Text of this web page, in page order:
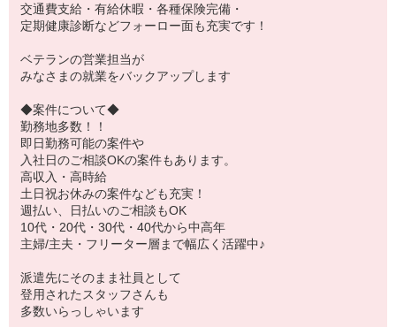
交通費支給・有給休暇・各種保険完備・
定期健康診断などフォーロー面も充実です！
ベテランの営業担当が
みなさまの就業をバックアップします
◆案件について◆
勤務地多数！！
即日勤務可能の案件や
入社日のご相談OKの案件もあります。
高収入・高時給
土日祝お休みの案件なども充実！
週払い、日払いのご相談もOK
10代・20代・30代・40代から中高年
主婦/主夫・フリーター層まで幅広く活躍中♪
派遣先にそのまま社員として
登用されたスタッフさんも
多数いらっしゃいます